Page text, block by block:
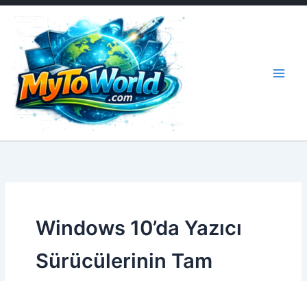
İçeriğe
Windows 10’da Yazıcı
Sürücülerinin Tam